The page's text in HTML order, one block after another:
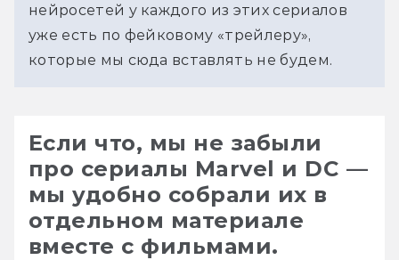
нейросетей у каждого из этих сериалов
уже есть по фейковому «трейлеру»,
которые мы сюда вставлять не будем.
Если что, мы не забыли
про сериалы Marvel и DC —
мы удобно собрали их в
отдельном материале
вместе с фильмами.